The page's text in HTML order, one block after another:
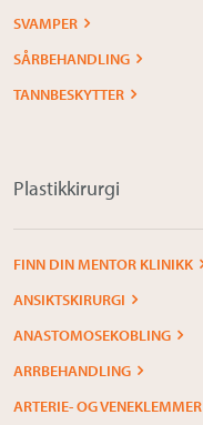
SVAMPER
SÅRBEHANDLING
TANNBESKYTTER
Plastikkirurgi
FINN DIN MENTOR KLINIKK
ANSIKTSKIRURGI
ANASTOMOSEKOBLING
ARRBEHANDLING
ARTERIE- OG VENEKLEMMER